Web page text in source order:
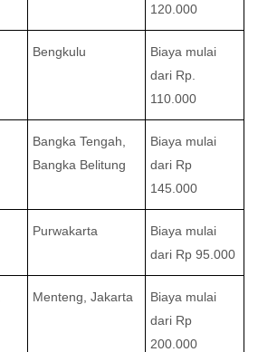
120.000
Bengkulu
Biaya mulai
dari Rp.
110.000
Bangka Tengah,
Bangka Belitung
Biaya mulai
dari Rp
145.000
Purwakarta
Biaya mulai
dari Rp 95.000
Menteng, Jakarta
Biaya mulai
dari Rp
200.000